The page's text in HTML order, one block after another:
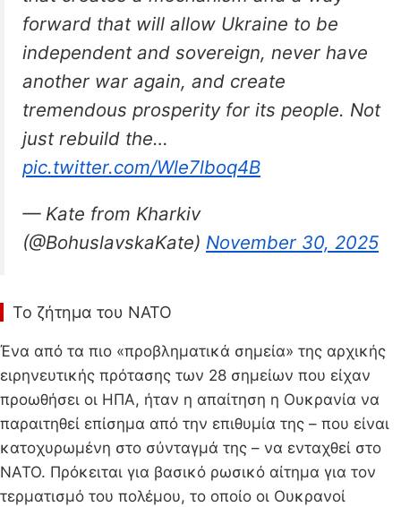
forward that will allow Ukraine to be
independent and sovereign, never have
another war again, and create
tremendous prosperity for its people. Not
just rebuild the…
pic.twitter.com/Wle7lboq4B
— Kate from Kharkiv
(@BohuslavskaKate) November 30, 2025
Το ζήτημα του ΝΑΤΟ
Ένα από τα πιο «προβληματικά σημεία» της αρχικής
ειρηνευτικής πρότασης των 28 σημείων που είχαν
προωθήσει οι ΗΠΑ, ήταν η απαίτηση η Ουκρανία να
παραιτηθεί επίσημα από την επιθυμία της – που είναι
κατοχυρωμένη στο σύνταγμά της – να ενταχθεί στο
ΝΑΤΟ. Πρόκειται για βασικό ρωσικό αίτημα για τον
τερματισμό του πολέμου, το οποίο οι Ουκρανοί